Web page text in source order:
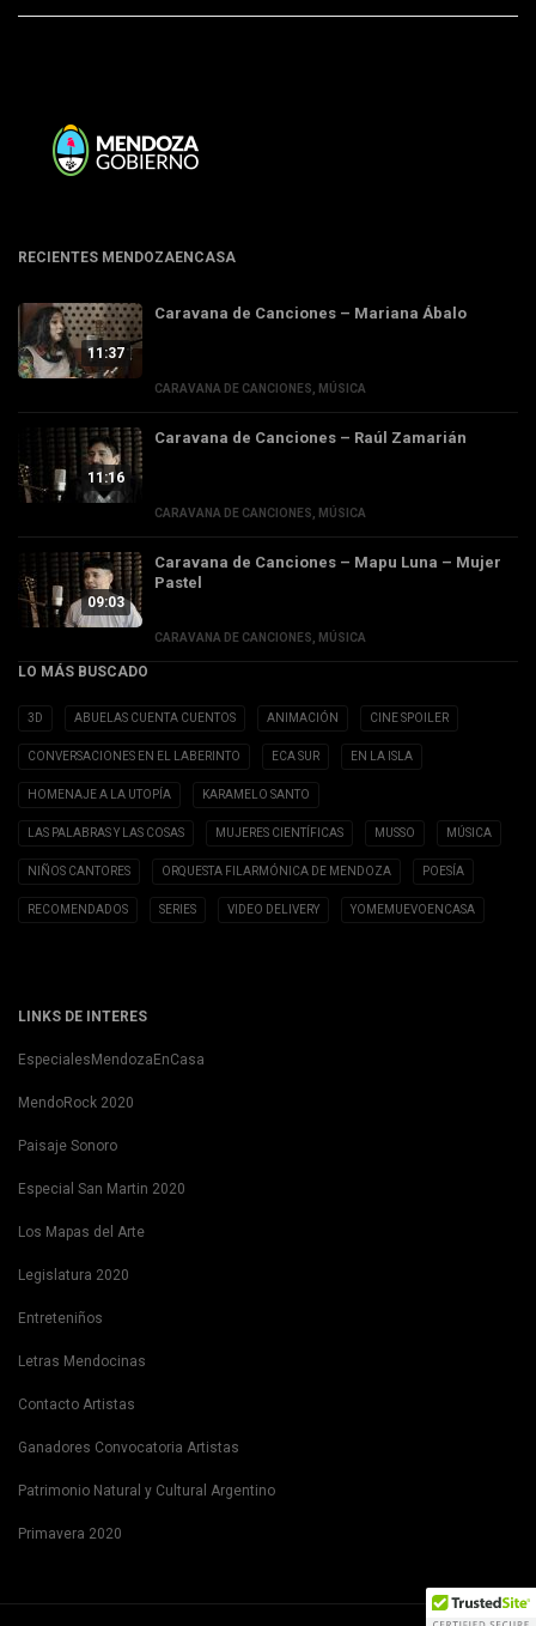
RECIENTES MENDOZAENCASA
11:37
Caravana de Canciones – Mariana Ábalo
CARAVANA DE CANCIONES MÚSICA
11:16
Caravana de Canciones – Raúl Zamarián
CARAVANA DE CANCIONES MÚSICA
09:03
Caravana de Canciones – Mapu Luna – Mujer
Pastel
CARAVANA DE CANCIONES MÚSICA
LO MÁS BUSCADO
3D ABUELAS CUENTA CUENTOS ANIMACIÓN CINE SPOILER
CONVERSACIONES EN EL LABERINTO ECA SUR EN LA ISLA
HOMENAJE A LA UTOPÍA KARAMELO SANTO
LAS PALABRAS Y LAS COSAS MUJERES CIENTÍFICAS MUSSO MÚSICA
NIÑOS CANTORES ORQUESTA FILARMÓNICA DE MENDOZA POESÍA
RECOMENDADOS SERIES VIDEO DELIVERY YOMEMUEVOENCASA
LINKS DE INTERES
EspecialesMendozaEnCasa
MendoRock 2020
Paisaje Sonoro
Especial San Martin 2020
Los Mapas del Arte
Legislatura 2020
Entreteniños
Letras Mendocinas
Contacto Artistas
Ganadores Convocatoria Artistas
Patrimonio Natural y Cultural Argentino
Primavera 2020